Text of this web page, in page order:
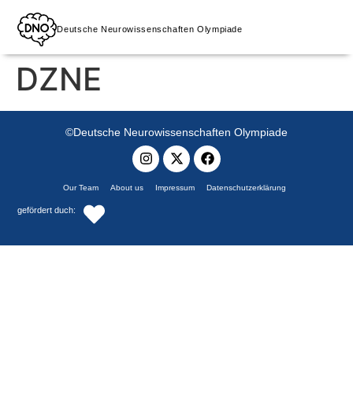
Deutsche Neurowissenschaften Olympiade
DZNE
©Deutsche Neurowissenschaften Olympiade
Our Team About us Impressum Datenschutzerklärung
gefördert duch: